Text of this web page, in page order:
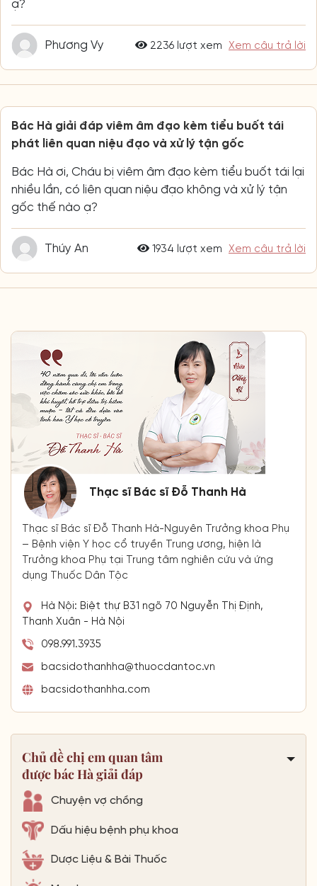
ạ?
Phương Vy 2236 lượt xem Xem câu trả lời
Bác Hà giải đáp viêm âm đạo kèm tiểu buốt tái
phát liên quan niệu đạo và xử lý tận gốc
Bác Hà ơi, Cháu bị viêm âm đạo kèm tiểu buốt tái lại
nhiều lần, có liên quan niệu đạo không và xử lý tận
gốc thế nào ạ?
Thúy An 1934 lượt xem Xem câu trả lời
Thạc sĩ Bác sĩ Đỗ Thanh Hà
Thạc sĩ Bác sĩ Đỗ Thanh Hà-Nguyên Trưởng khoa Phụ
– Bệnh viện Y học cổ truyền Trung ương, hiện là
Trưởng khoa Phụ tại Trung tâm nghiên cứu và ứng
dụng Thuốc Dân Tộc
Hà Nội: Biệt thự B31 ngõ 70 Nguyễn Thị Định,
Thanh Xuân - Hà Nội
098.991.3935
bacsidothanhha@thuocdantoc.vn
bacsidothanhha.com
Chủ đề chị em quan tâm
được bác Hà giải đáp
Chuyện vợ chồng
Dấu hiệu bệnh phụ khoa
Dược Liệu & Bài Thuốc